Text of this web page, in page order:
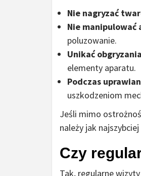
Nie nagryzać
Nie manipulować
poluzowanie.
Unikać
elementy aparatu.
Podczas
uszkodzeniom
Jeśli mimo
należy jak
Czy
Tak, regularne